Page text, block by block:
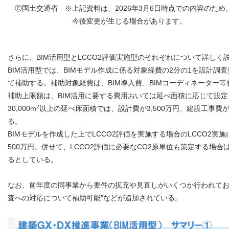
Ⓒ国土交通省 ※上記資料は、2026年3月6日時点での内容のため
今後変更が生じる場合があります。
さらに、BIM活用型とLCCO2評価実施型のそれぞれについて詳しく
BIM活用型では、BIMモデル作成に係る対象経費の2分の1を設計調
て補助する。補助対象経費は、BIM導入費、BIMコーディネーター
補助上限額は、BIM活用に要する費用おいては延べ面積に応じて設
30,000m2 以上の延べ床面積では、設計費が3,500万円、建設工事費
る。
BIMモデルを作成した上でLCCO2評価を実施する場合のLCCO2実施
500万円。併せて、LCCO2評価に必要なCO2原単位も策定する場合
るとしている。
なお、前年度の同事業から要件の拡充や見直しがいくつか行われて
査への対応について補助可能”などが追加されている。